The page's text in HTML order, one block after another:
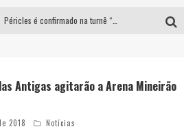
Antigas agitarão a Arena Mineirão
2018 Notícias